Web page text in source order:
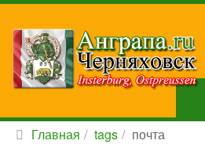
Главная tags почта